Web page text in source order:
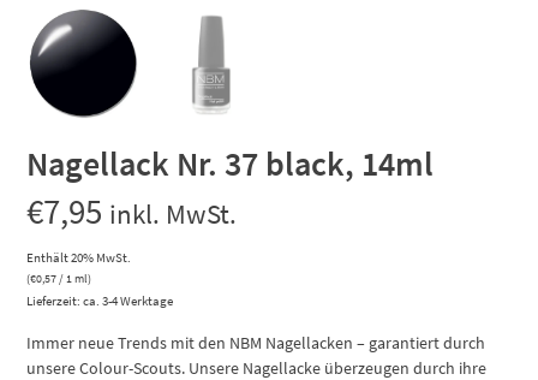
Nagellack Nr. 37 black, 14ml
€7,95 inkl. MwSt.
Enthält 20% MwSt.
(€0,57/ 1 ml)
Lieferzeit: ca. 3-4 Werktage
Immer neue Trends mit den NBM Nagellacken – garantiert durch
unsere Colour-Scouts. Unsere Nagellacke überzeugen durch ihre